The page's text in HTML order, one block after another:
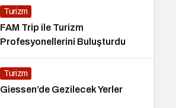
Turizm
FAM Trip ile Turizm
Profesyonellerini Buluşturdu
Turizm
Giessen’de Gezilecek Yerler